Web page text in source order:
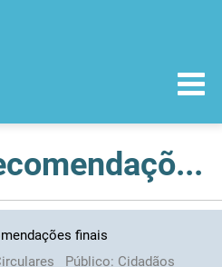
Zydelig - recomendações finais
finais
Público: Cidadãos